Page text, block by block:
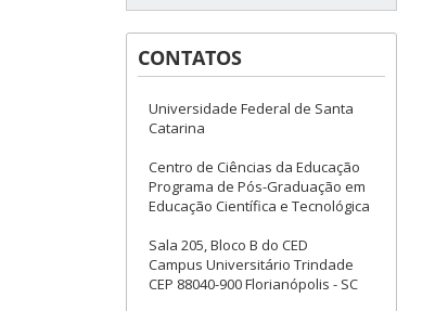
CONTATOS
Universidade Federal de Santa
Catarina
Centro de Ciências da Educação
Programa de Pós-Graduação em
Educação Científica e Tecnológica
Sala 205, Bloco B do CED
Campus Universitário Trindade
CEP 88040-900 Florianópolis - SC